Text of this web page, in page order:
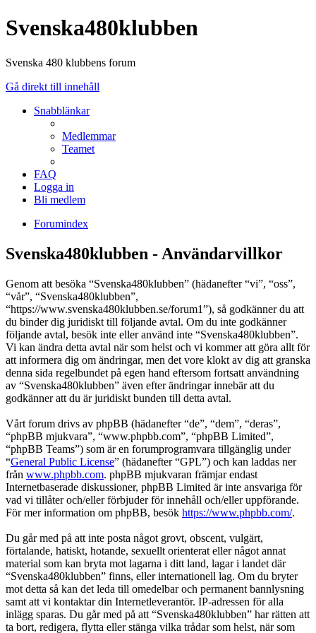
Svenska480klubben
Svenska 480 klubbens forum
Gå direkt till innehåll
Snabblänkar
Medlemmar
Teamet
FAQ
Logga in
Bli medlem
Forumindex
Svenska480klubben - Användarvillkor
Genom att besöka “Svenska480klubben” (hädanefter “vi”, “oss”,
“vår”, “Svenska480klubben”,
“https://www.svenska480klubben.se/forum1”), så godkänner du att
du binder dig juridiskt till följande avtal. Om du inte godkänner
följande avtal, besök inte eller använd inte “Svenska480klubben”.
Vi kan ändra detta avtal när som helst och vi kommer att göra allt för
att informera dig om ändringar, men det vore klokt av dig att granska
denna sida regelbundet på egen hand eftersom fortsatt användning
av “Svenska480klubben” även efter ändringar innebär att du
godkänner att du är juridiskt bunden till detta avtal.
Vårt forum drivs av phpBB (hädanefter “de”, “dem”, “deras”,
“phpBB mjukvara”, “www.phpbb.com”, “phpBB Limited”,
“phpBB Teams”) som är en forumprogramvara tillgänglig under
“General Public License” (hädanefter “GPL”) och kan laddas ner
från www.phpbb.com. phpBB mjukvaran främjar endast
Internetbaserade diskussioner, phpBB Limited är inte ansvariga för
vad vi tillåter och/eller förbjuder för innehåll och/eller uppförande.
För mer information om phpBB, besök https://www.phpbb.com/.
Du går med på att inte posta något grovt, obscent, vulgärt,
förtalande, hatiskt, hotande, sexuellt orienterat eller något annat
material som kan bryta mot lagarna i ditt land, lagar i landet där
“Svenska480klubben” finns, eller internationell lag. Om du bryter
mot detta så kan det leda till omedelbar och permanent bannlysning
samt att vi kontaktar din Internetleverantör. IP-adressen för alla
inlägg sparas. Du går med på att “Svenska480klubben” har rätten att
ta bort, redigera, flytta eller stänga vilka trådar som helst, när som